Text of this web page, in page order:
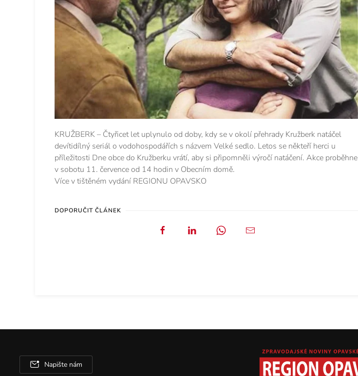
KRUŽBERK – Čtyřicet let uplynulo od doby, kdy se v okolí přehrady Kružberk natáčel
devítidílný seriál o vodohospodářích s názvem Velké sedlo. Letos se někteří herci u
příležitosti Dne obce do Kružberku vrátí, aby si připomněli výročí natáčení. Akce proběhne
v sobotu 11. července od 14 hodin v Obecním domě.
Více v tištěném vydání REGIONU OPAVSKO
DOPORUČIT ČLÁNEK
Napište nám